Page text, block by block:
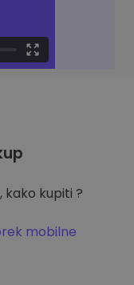
kupiti ?
mobilne